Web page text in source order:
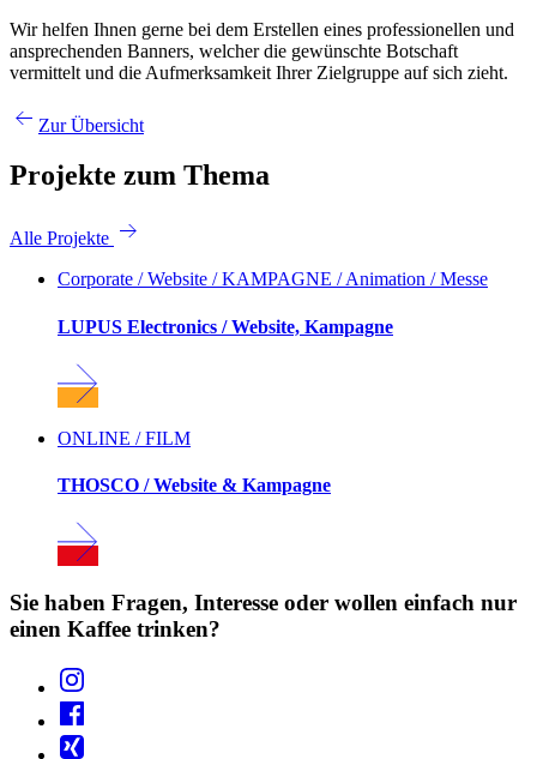
Wir helfen Ihnen gerne bei dem Erstellen eines professionellen und
ansprechenden Banners, welcher die gewünschte Botschaft
vermittelt und die Aufmerksamkeit Ihrer Zielgruppe auf sich zieht.
Zur Übersicht
Projekte zum Thema
Alle Projekte
Corporate / Website / KAMPAGNE / Animation / Messe
LUPUS Electronics / Website, Kampagne
ONLINE / FILM
THOSCO / Website & Kampagne
Sie haben Fragen, Interesse oder wollen einfach nur
einen Kaffee trinken?